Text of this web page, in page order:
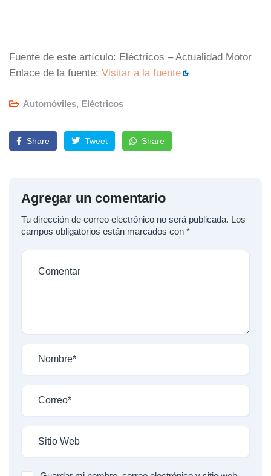
Fuente de este artículo: Eléctricos – Actualidad Motor
Enlace de la fuente: Visitar a la fuente
Automóviles, Eléctricos
Share Tweet Share
Agregar un comentario
Tu dirección de correo electrónico no será publicada. Los
campos obligatorios están marcados con *